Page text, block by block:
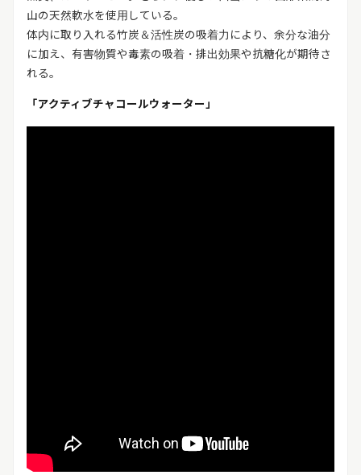
山の天然軟水を使用している。
体内に取り入れる竹炭＆活性炭の吸着力により、余分な油分
に加え、有害物質や毒素の吸着・排出効果や抗糖化が期待さ
れる。
「アクティブチャコールウォーター」